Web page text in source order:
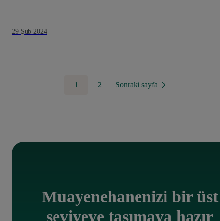
29 Şub 2024
1 2 Sonraki sayfa
Muayenehanenizi bir üst
seviyeye taşımaya hazır